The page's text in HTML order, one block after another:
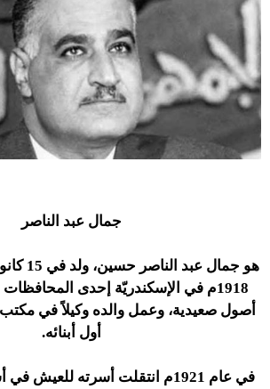
جمال عبد الناصر
هو جمال
1918م في الإسكندريّة إحدى
أصول صعيدية، وعمل والده وكيلاً في مكتب
أول أبنائه.
في عام 1921م انتقلت أسرته